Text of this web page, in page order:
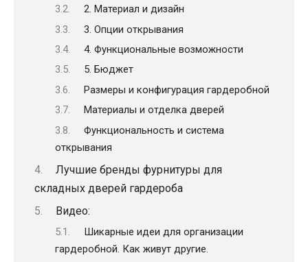
2. Материал и дизайн
3. Опции открывания
4. Функциональные возможности
5. Бюджет
Размеры и конфигурация гардеробной
Материалы и отделка дверей
Функциональность и система
открывания
Лучшие бренды фурнитуры для
складных дверей гардероба
Видео:
Шикарные идеи для организации
гардеробной. Как живут другие.